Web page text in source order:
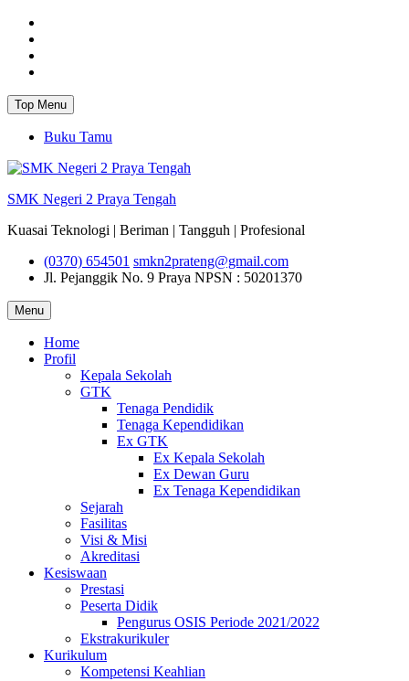
Top Menu
Buku Tamu
SMK Negeri 2 Praya Tengah
Kuasai Teknologi | Beriman | Tangguh | Profesional
(0370) 654501 smkn2prateng@gmail.com
Jl. Pejanggik No. 9 Praya NPSN : 50201370
Menu
Home
Profil
Kepala Sekolah
GTK
Tenaga Pendidik
Tenaga Kependidikan
Ex GTK
Ex Kepala Sekolah
Ex Dewan Guru
Ex Tenaga Kependidikan
Sejarah
Fasilitas
Visi & Misi
Akreditasi
Kesiswaan
Prestasi
Peserta Didik
Pengurus OSIS Periode 2021/2022
Ekstrakurikuler
Kurikulum
Kompetensi Keahlian